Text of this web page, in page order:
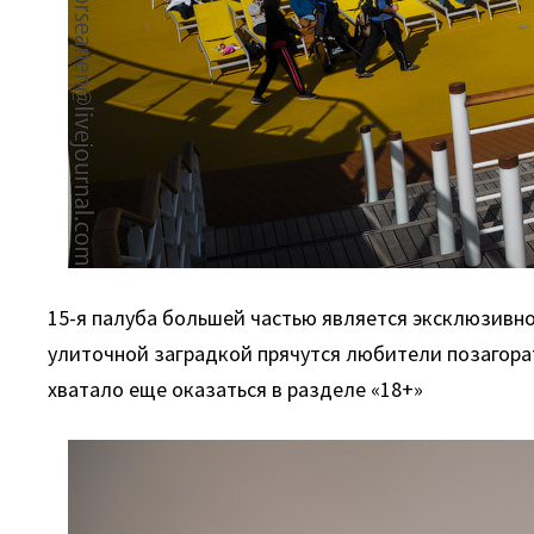
15-я палуба большей частью является
улиточной заградкой прячутся любители
хватало еще оказаться в разделе «18+»